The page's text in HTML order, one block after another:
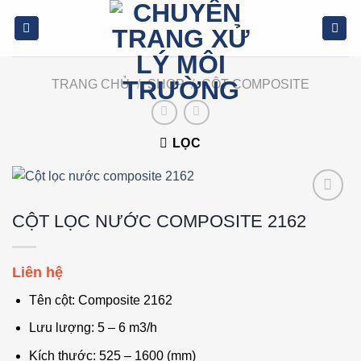
TRANG CHỦ / SHOP / CỘT COMPOSITE
LỌC
wishlist
CỘT LỌC NƯỚC COMPOSITE 2162
Liên hệ
Tên cột: Composite 2162
Lưu lượng: 5 – 6 m3/h
Kích thước: 525 – 1600 (mm)